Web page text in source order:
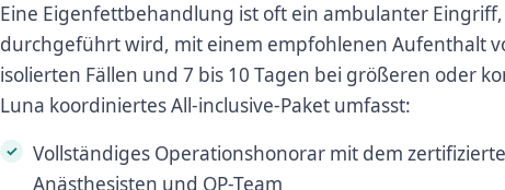
Eine Eigenfettbehandlung ist oft ein ambulanter
durchgeführt wird, mit einem empfohlenen Aufenthalt
isolierten Fällen und 7 bis 10 Tagen bei größeren oder
Luna koordiniertes All-inclusive-Paket umfasst:
Vollständiges Operationshonorar mit dem
Anästhesisten und OP-Team